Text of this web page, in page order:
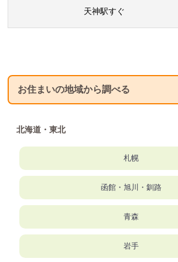
天神駅すぐ
お住まいの地域から調べる
北海道・東北
札幌
函館・旭川・釧路
青森
岩手